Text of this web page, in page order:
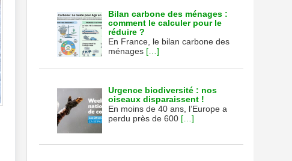
Bilan carbone des ménages :
comment le calculer pour le
réduire ?
En France, le bilan carbone des
ménages […]
Urgence biodiversité : nos
oiseaux disparaissent !
En moins de 40 ans, l’Europe a
perdu près de 600 […]